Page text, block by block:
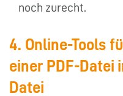
noch zurecht.
4. Online-Tools
einer PDF-Datei
Datei